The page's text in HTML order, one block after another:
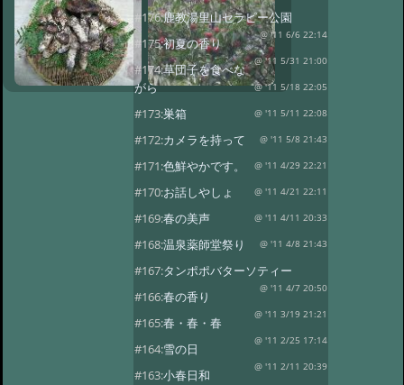
#176:鹿教湯里山セラピー公園
@ '11 6/6 22:14
#175:初夏の香り
@ '11 5/31 21:00
#174:草団子を食べな
がら
@ '11 5/18 22:05
#173:巣箱 @ '11 5/11 22:08
#172:カメラを持って @ '11 5/8 21:43
#171:色鮮やかです。 @ '11 4/29 22:21
#170:お話しやしょ @ '11 4/21 22:11
#169:春の美声 @ '11 4/11 20:33
#168:温泉薬師堂祭り @ '11 4/8 21:43
#167:タンポポバターソティー
@ '11 4/7 20:50
#166:春の香り
@ '11 3/19 21:21
#165:春・春・春
@ '11 2/25 17:14
#164:雪の日
@ '11 2/11 20:39
#163:小春日和